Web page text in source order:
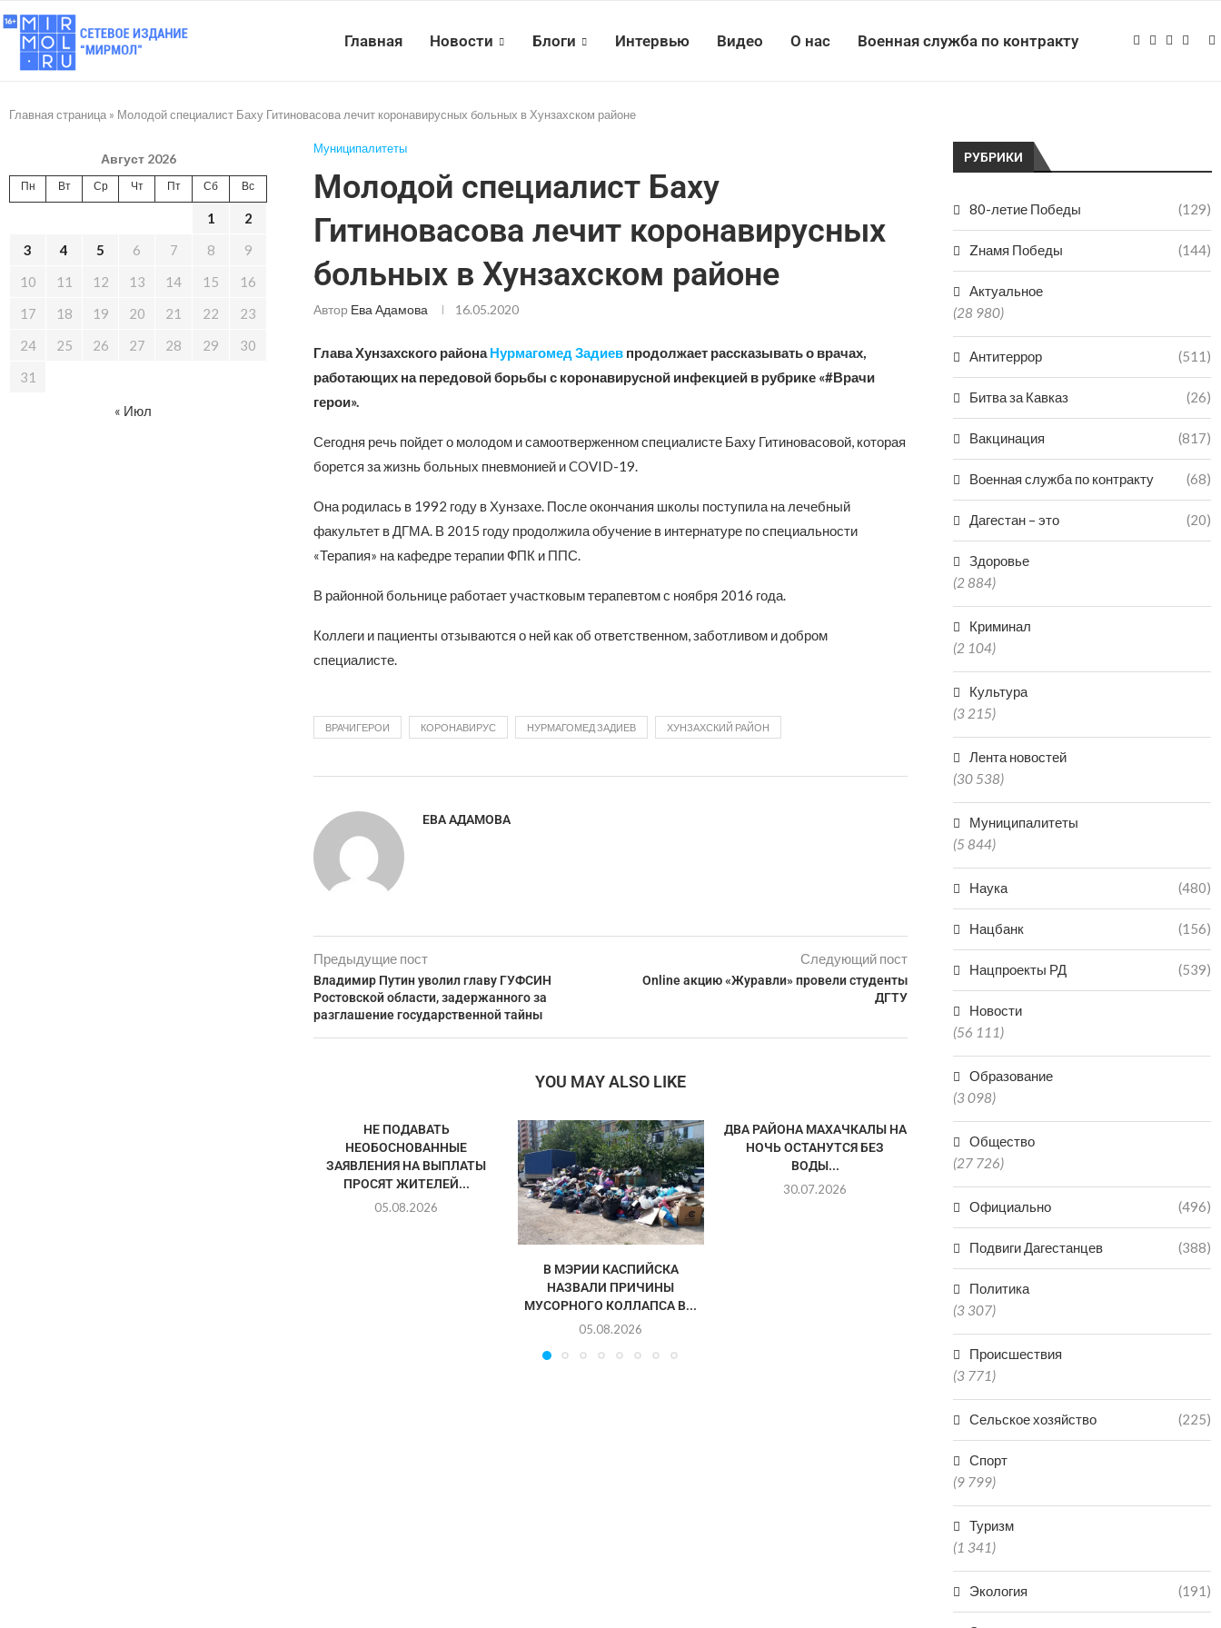
Главная Новости Блоги Интервью Видео О нас Военная служба по контракту
Главная страница » Молодой специалист Баху Гитиновасова лечит коронавирусных больных в Хунзахском районе
Муниципалитеты
Молодой специалист Баху
Гитиновасова лечит коронавирусных
больных в Хунзахском районе
Автор Ева Адамова 16.05.2020
Глава Хунзахского районаНурмагомед Задиевпродолжает рассказывать о врачах,
работающих на передовой борьбы с коронавирусной инфекцией в рубрике «#Врачи
герои».
Сегодня речь пойдет о молодом и самоотверженном специалисте Баху Гитиновасовой, которая
борется за жизнь больных пневмонией и COVID-19.
Она родилась в 1992 году в Хунзахе. После окончания школы поступила на лечебный
факультет в ДГМА. В 2015 году продолжила обучение в интернатуре по специальности
«Терапия» на кафедре терапии ФПК и ППС.
В районной больнице работает участковым терапевтом с ноября 2016 года.
Коллеги и пациенты отзываются о ней как об ответственном, заботливом и добром
специалисте.
ВРАЧИГЕРОИ КОРОНАВИРУС НУРМАГОМЕД ЗАДИЕВ ХУНЗАХСКИЙ РАЙОН
ЕВА АДАМОВА
Предыдущие пост
Владимир Путин уволил главу ГУФСИН
Ростовской области, задержанного за
разглашение государственной тайны
Следующий пост
Оnline акцию «Журавли» провели студенты
ДГТУ
YOU MAY ALSO LIKE
НЕ ПОДАВАТЬ
НЕОБОСНОВАННЫЕ
ЗАЯВЛЕНИЯ НА ВЫПЛАТЫ
ПРОСЯТ ЖИТЕЛЕЙ...
05.08.2026
В МЭРИИ КАСПИЙСКА
НАЗВАЛИ ПРИЧИНЫ
МУСОРНОГО КОЛЛАПСА В...
05.08.2026
ДВА РАЙОНА МАХАЧКАЛЫ НА
НОЧЬ ОСТАНУТСЯ БЕЗ
ВОДЫ...
30.07.2026
ПРОДОЛЖАЮТ ПОДВОЗИТЬ
ПИТЬЕВУЮ ВОДУ
24.07.2026
УЧИТЕЛЯ
РУБРИКИ
80-летие Победы (129)
Zнамя Победы (144)
Актуальное
(28 980)
Антитеррор (511)
Битва за Кавказ (26)
Вакцинация (817)
Военная служба по контракту (68)
Дагестан – это (20)
Здоровье
(2 884)
Криминал
(2 104)
Культура
(3 215)
Лента новостей
(30 538)
Муниципалитеты
(5 844)
Наука (480)
Нацбанк (156)
Нацпроекты РД (539)
Новости
(56 111)
Образование
(3 098)
Общество
(27 726)
Официально (496)
Подвиги Дагестанцев (388)
Политика
(3 307)
Происшествия
(3 771)
Сельское хозяйство (225)
Спорт
(9 799)
Туризм
(1 341)
Экология (191)
Август 2026
Пн Вт Ср Чт Пт Сб Вс
1
2
3
4 5 6 7 8
9
10
11 12 13 14 15
16
17
18 19 20 21 22
23
24
25 26 27 28 29
30
31
« Июл